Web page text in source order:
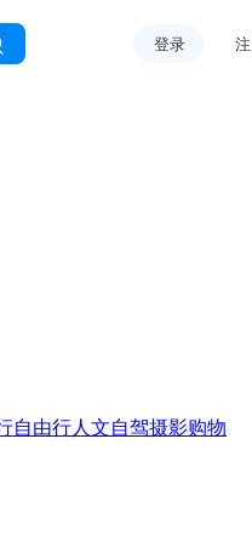
登录
自由行人文自驾摄影购物